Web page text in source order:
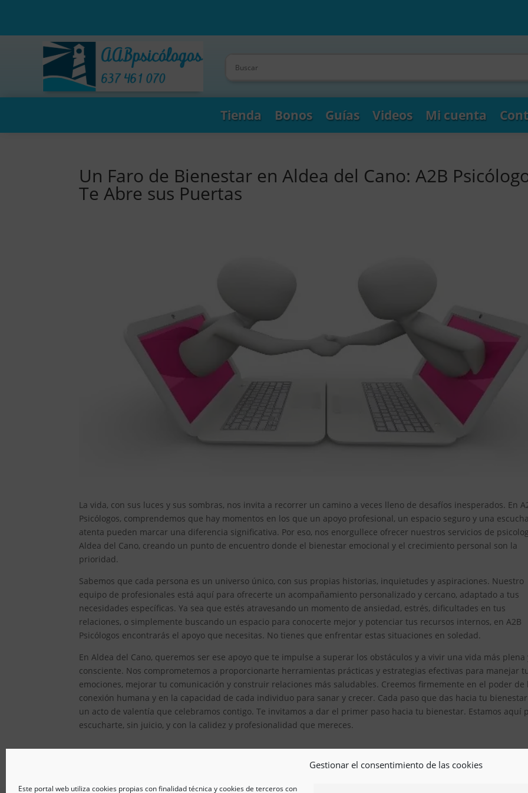
Gestionar el consentimiento de las cookies
Este portal web utiliza cookies propias con finalidad técnica y cookies de terceros con
Tienda Bonos Guías Videos Mi cuenta
Un Faro de Bienestar en Aldea del Cano: A2B
Te Abre sus Puertas
La vida, con sus luces y sus sombras, nos invita a recorrer un camino a veces lleno de desafíos inesperados. En
Psicólogos, comprendemos que hay momentos en los que un apoyo profesional, un espacio seguro y una
atenta pueden marcar una diferencia significativa. Por eso, nos enorgullece ofrecer nuestros servicios de
Aldea del Cano, creando un punto de encuentro donde el bienestar emocional y el crecimiento personal son la
prioridad.
Sabemos que cada persona es un universo único, con sus propias historias, inquietudes y aspiraciones. Nuestro
equipo de profesionales está aquí para ofrecerte un acompañamiento personalizado y cercano, adaptado a tus
necesidades específicas. Ya sea que estés atravesando un momento de ansiedad, estrés, dificultades en tus
relaciones, o simplemente buscando un espacio para conocerte mejor y potenciar tus recursos internos, en A2B
Psicólogos encontrarás el apoyo que necesitas. No tienes que enfrentar estas situaciones en soledad.
En Aldea del Cano, queremos ser ese apoyo que te impulse a superar los obstáculos y a vivir una vida más plena
consciente. Nos comprometemos a proporcionarte herramientas prácticas y estrategias efectivas para manejar
emociones, mejorar tu comunicación y construir relaciones más saludables. Creemos firmemente en el poder de
conexión humana y en la capacidad de cada individuo para sanar y crecer. Cada paso que das hacia tu
un acto de valentía que celebramos contigo. Te invitamos a dar el primer paso hacia tu bienestar. Estamos aquí
escucharte, sin juicio, y con la calidez y profesionalidad que mereces.